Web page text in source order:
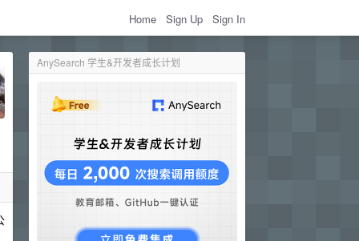
Home Sign Up Sign In
AnySearch 学生&开发者成长计划